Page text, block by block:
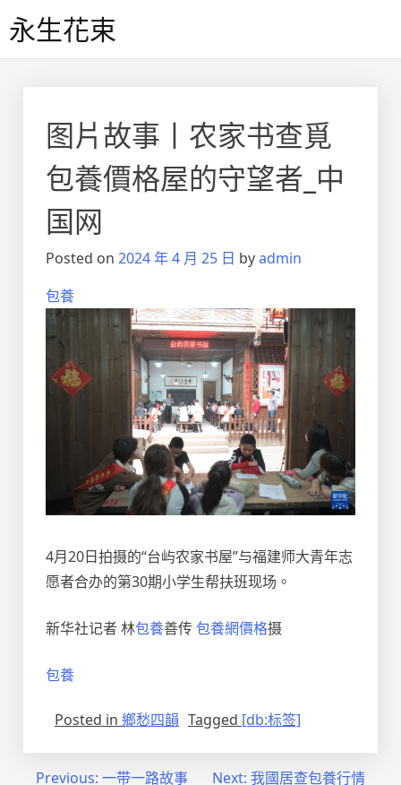
to永生花束
图片故事丨农家书查覓
包養價格屋的守望者_中
国网
Posted on 2024 年 4 月 25 日 byadmin
包養
4月20日拍摄的“台屿农家书屋”与福建师大青年志
愿者合办的第30期小学生帮扶班现场。
新华社记者 林包養善传包養網價格摄
包養
Posted in 鄉愁四韻 Tagged [db:标签]
Previous: 一带一路故事
Next: 我國居查包養行情